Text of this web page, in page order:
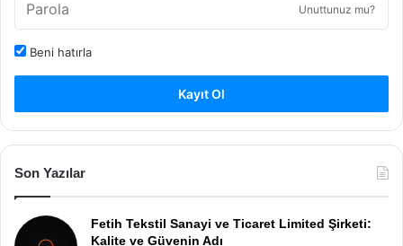
Unuttunuz mu?
Beni hatırla
Kayıt Ol
Son Yazılar
Fetih Tekstil Sanayi ve Ticaret Limited Şirketi:
Kalite ve Güvenin Adı